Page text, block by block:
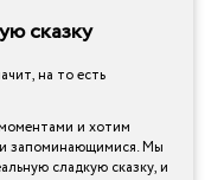
сказку
на то есть
и хотим
и запоминающимися. Мы
сладкую сказку, и